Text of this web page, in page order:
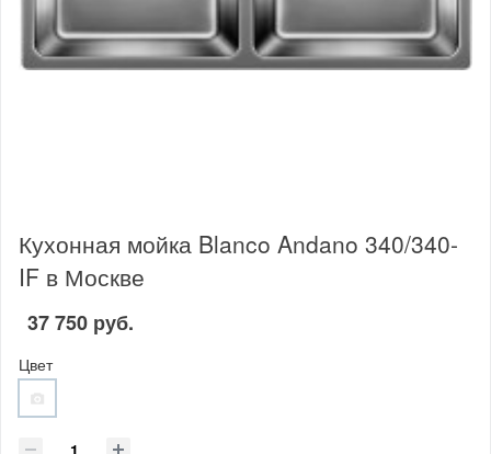
Кухонная мойка Blanco Andano 340/340-
IF в Москве
37 750 руб.
Цвет